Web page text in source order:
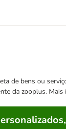
de bens ou
da zooplus.